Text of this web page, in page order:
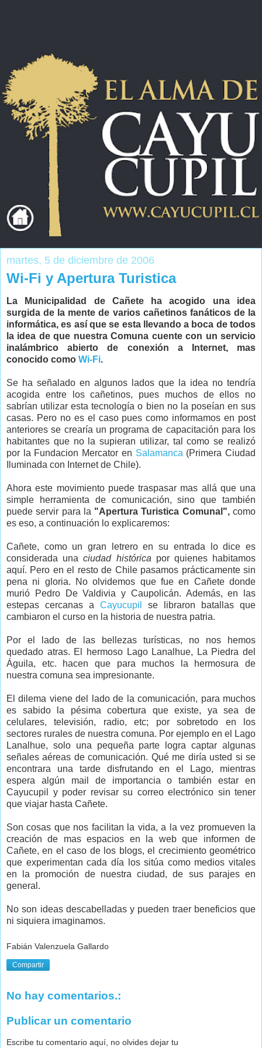
martes, 5 de diciembre de 2006
Wi-Fi y Apertura Turistica
La Municipalidad de Cañete ha acogido una idea
surgida de la mente de varios cañetinos fanáticos de la
informática, es así que se esta llevando a boca de todos
la idea de que nuestra Comuna cuente con un servicio
inalámbrico abierto de conexión a Internet, mas
conocido como Wi-Fi.
Se ha señalado en algunos lados que la idea no tendría
acogida entre los cañetinos, pues muchos de ellos no
sabrían utilizar esta tecnología o bien no la poseían en sus
casas. Pero no es el caso pues como informamos en post
anteriores se crearía un programa de capacitación para los
habitantes que no la supieran utilizar, tal como se realizó
por la Fundacion Mercator en Salamanca(Primera Ciudad
Iluminada con Internet de Chile).
Ahora este movimiento puede traspasar mas allá que una
simple herramienta de comunicación, sino que también
puede servir para la "Apertura Turistica Comunal",como
es eso, a continuación lo explicaremos:
Cañete, como un gran letrero en su entrada lo dice es
considerada una ciudad históricapor quienes habitamos
aquí. Pero en el resto de Chile pasamos prácticamente sin
pena ni gloria. No olvidemos que fue en Cañete donde
murió Pedro De Valdivia y Caupolicán. Además, en las
estepas cercanas a Cayucupil
se libraron batallas que
cambiaron el curso en la historia de nuestra patria.
Por el lado de las bellezas turísticas, no nos hemos
quedado atras. El hermoso Lago Lanalhue, La Piedra del
Águila, etc. hacen que para muchos la hermosura de
nuestra comuna sea impresionante.
El dilema viene del lado de la comunicación, para muchos
es sabido la pésima cobertura que existe, ya sea de
celulares, televisión, radio, etc; por sobretodo en los
sectores rurales de nuestra comuna. Por ejemplo en el Lago
Lanalhue, solo una pequeña parte logra captar algunas
señales aéreas de comunicación. Qué me diría usted si se
encontrara una tarde disfrutando en el Lago, mientras
espera algún mail de importancia o también estar en
Cayucupil y poder revisar su correo electrónico sin tener
que viajar hasta Cañete.
Son cosas que nos facilitan la vida, a la vez promueven la
creación de mas espacios en la web que informen de
Cañete, en el caso de los blogs, el crecimiento geométrico
que experimentan cada día los sitúa como medios vitales
en la promoción de nuestra ciudad, de sus parajes en
general.
No son ideas descabelladas y pueden traer beneficios que
ni siquiera imaginamos.
Fabián Valenzuela Gallardo
Compartir
No hay comentarios.:
Publicar un comentario
Escribe tu comentario aquí, no olvides dejar tu